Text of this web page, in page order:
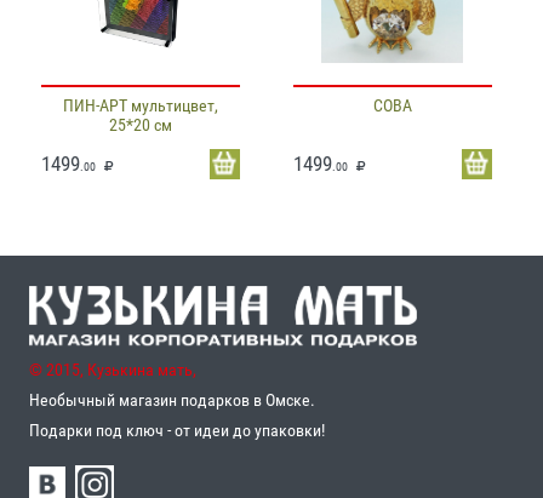
ПИН-АРТ мультицвет,
25*20 см
1499 .00
СОВА
1499.00
© 2015, Кузькина мать,
Необычный магазин подарков в Омске.
Подарки под ключ - от идеи до упаковки!